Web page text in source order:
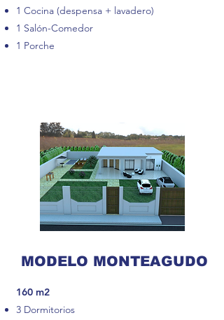
1 Cocina (despensa + lavadero)
1 Salón-Comedor
1 Porche
MODELO MONTEAGUDO
​160 m2
3 Dormitorios